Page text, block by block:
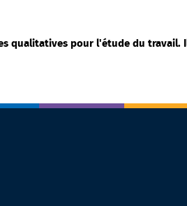
qualitatives pour l'étude du travail.